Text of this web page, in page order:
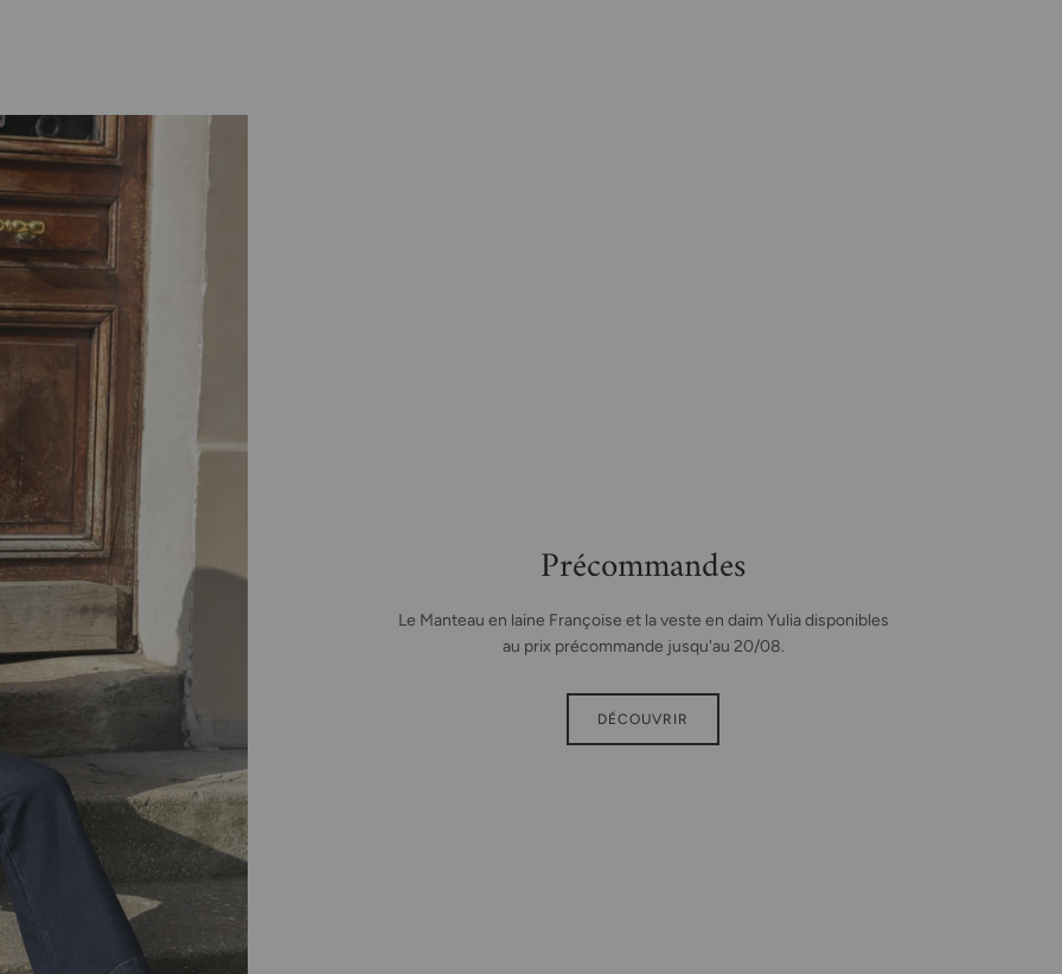
Précommandes
Le Manteau en laine Françoise et la veste en daim Yulia disponibles
au prix précommande jusqu'au 20/08.
DÉCOUVRIR